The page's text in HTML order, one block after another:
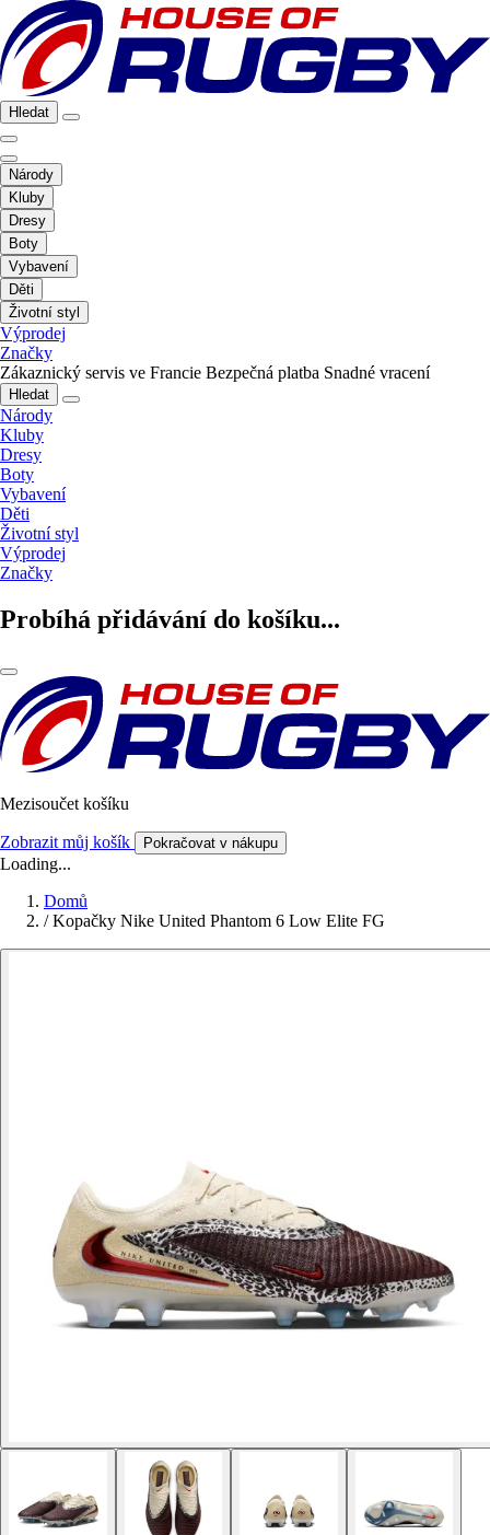
Hledat
Národy
Kluby
Dresy
Boty
Vybavení
Děti
Životní styl
Výprodej
Značky
Zákaznický servis ve Francie Bezpečná platba Snadné vracení
Hledat
Národy
Kluby
Dresy
Boty
Vybavení
Děti
Životní styl
Výprodej
Značky
Probíhá přidávání do košíku...
Mezisoučet košíku
Zobrazit můj košík Pokračovat v nákupu
Loading...
Domů
/ Kopačky Nike United Phantom 6 Low Elite FG